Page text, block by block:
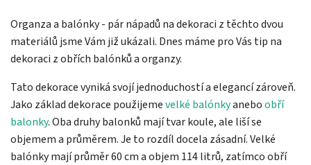
Organza a balónky - pár nápadů na dekoraci z těchto dvou
materiálů jsme Vám již ukázali. Dnes máme pro Vás tip na
dekoraci z obřích balónků a organzy.
Tato dekorace vyniká svojí jednoduchostí a elegancí zároveň.
Jako základ dekorace použijemevelké balónkyaneboobří
balonky. Oba druhy balonků mají tvar koule, ale liší se
objemem a průměrem. Je to rozdíl docela zásadní. Velké
balónky mají průměr 60 cm a objem 114 litrů, zatímco obří